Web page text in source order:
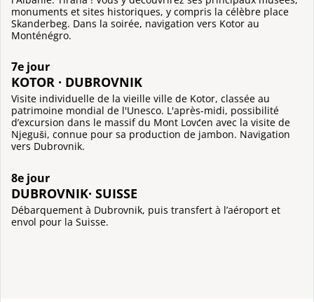
monuments et sites historiques, y compris la célèbre place
Skanderbeg. Dans la soirée, navigation vers Kotor au
Monténégro.
7e jour
KOTOR · DUBROVNIK
Visite individuelle de la vieille ville de Kotor, classée au
patrimoine mondial de l'Unesco. L'après-midi, possibilité
d’excursion dans le massif du Mont Lovćen avec la visite de
Njeguši, connue pour sa production de jambon. Navigation
vers Dubrovnik.
8e jour
DUBROVNIK· SUISSE
Débarquement à Dubrovnik, puis transfert à l’aéroport et
envol pour la Suisse.